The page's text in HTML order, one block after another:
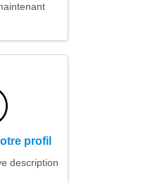
profil
description